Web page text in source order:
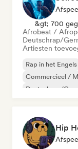
&gt; 700
Afrobeat /
Deutschrap/
Artiesten
Rap in het Engels
Commercieel /
Deutschrap/
Hip